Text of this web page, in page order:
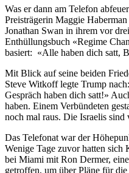
Was er dann am Telefon
Preisträgerin Maggie
Jonathan Swan in ihrem vor
Enthüllungsbuch «Regime
basiert: «Alle haben dich satt,
Mit Blick auf seine beiden
Steve Witkoff legte Trump
Gespräch haben dich satt!»
haben. Einem Verbündeten
noch mal raus. Die Israelis sind
Das Telefonat war der
Wenige Tage zuvor hatten sich
bei Miami mit Ron Dermer,
getroffen, um über Pläne für